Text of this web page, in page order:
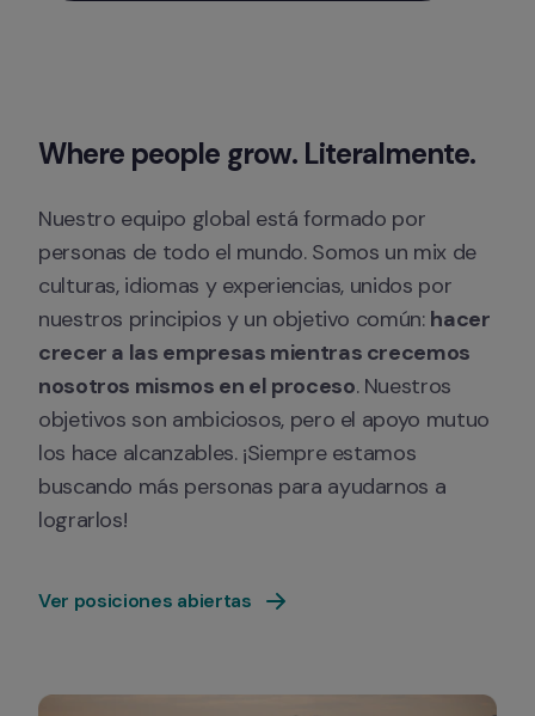
Where people grow. Literalmente.
Nuestro equipo global está formado por
personas de todo el mundo. Somos un mix de
culturas, idiomas y experiencias, unidos por
nuestros principios y un objetivo común: hacer
crecer a las empresas mientras crecemos
nosotros mismos en el proceso. Nuestros
objetivos son ambiciosos, pero el apoyo mutuo
los hace alcanzables. ¡Siempre estamos
buscando más personas para ayudarnos a
lograrlos!
Ver posiciones abiertas